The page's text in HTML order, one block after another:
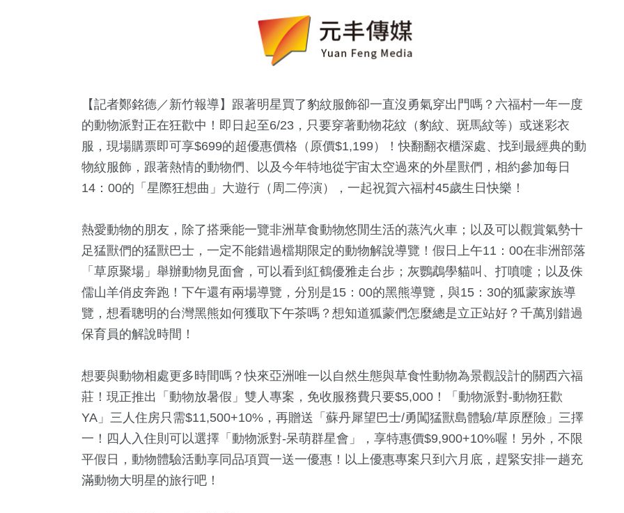
【記者鄭銘德／新竹報導】跟著明星買了豹紋服飾卻一直沒勇氣穿出門嗎？六福村一年一度
的動物派對正在狂歡中！即日起至6/23，只要穿著動物花紋（豹紋、斑馬紋等）或迷彩衣
服，現場購票即可享$699的超優惠價格（原價$1,199）！快翻翻衣櫃深處、找到最經典的動
物紋服飾，跟著熱情的動物們、以及今年特地從宇宙太空過來的外星獸們，相約參加每日
14：00的「星際狂想曲」大遊行（周二停演），一起祝賀六福村45歲生日快樂！
熱愛動物的朋友，除了搭乘能一覽非洲草食動物悠閒生活的蒸汽火車；以及可以觀賞氣勢十
足猛獸們的猛獸巴士，一定不能錯過檔期限定的動物解說導覽！假日上午11：00在非洲部落
「草原聚場」舉辦動物見面會，可以看到紅鶴優雅走台步；灰鸚鵡學貓叫、打噴嚏；以及侏
儒山羊俏皮奔跑！下午還有兩場導覽，分別是15：00的黑熊導覽，與15：30的狐蒙家族導
覽，想看聰明的台灣黑熊如何獲取下午茶嗎？想知道狐蒙們怎麼總是立正站好？千萬別錯過
保育員的解說時間！
想要與動物相處更多時間嗎？快來亞洲唯一以自然生態與草食性動物為景觀設計的關西六福
莊！現正推出「動物放暑假」雙人專案，免收服務費只要$5,000！「動物派對-動物狂歡
YA」三人住房只需$11,500+10%，再贈送「蘇丹犀望巴士/勇闖猛獸島體驗/草原歷險」三擇
一！四人入住則可以選擇「動物派對-呆萌群星會」，享特惠價$9,900+10%喔！另外，不限
平假日，動物體驗活動享同品項買一送一優惠！以上優惠專案只到六月底，趕緊安排一趟充
滿動物大明星的旅行吧！
+
2024立委選戰
471+
財經及消費
+
綜藝
240+
藝文
2+
福建林公信俗文
化專區
65+ 1+ 1037+ 636
158+
運動
1 +
兩岸藝苑天地
327